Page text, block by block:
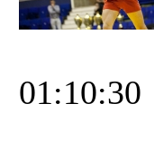
01:10:30